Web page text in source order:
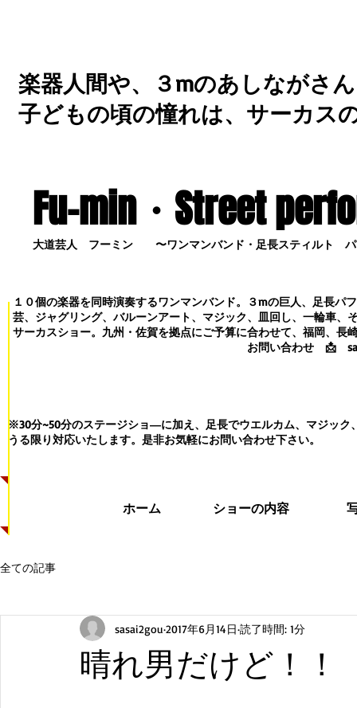
楽器人間や、３mのあしながさ
子どもの頃の憧れは、サーカス
Fu-min・Street
大道芸人 フーミン 〜ワンマンバンド・足長スティルト パ
１０個の楽器を同時演奏するワンマンバンド。３mの巨人、足長パ
芸、ジャグリング、バルーンアート、マジック、皿回し、一輪車、
サーカスショー。九州・佐賀を拠点にご予算に合わせて、福岡、長
お問い合わせ 📩
※30分~50分のステージショ―に加え、足長でウエルカム、マジック
うる限り対応いたします。 是非お気軽にお問い合わせ下さい。
ホーム ショーの内容
全ての記事
晴れ男だけど！！
sasai2gou 2017年6月14日 読了時間: 1分